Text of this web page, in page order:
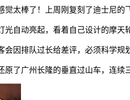
觉太棒了！上周刚复刻了迪士尼
光自动亮起，看着自己设计的摩天
会因排队过长给差评，必须科学规
原了广州长隆的垂直过山车，连续